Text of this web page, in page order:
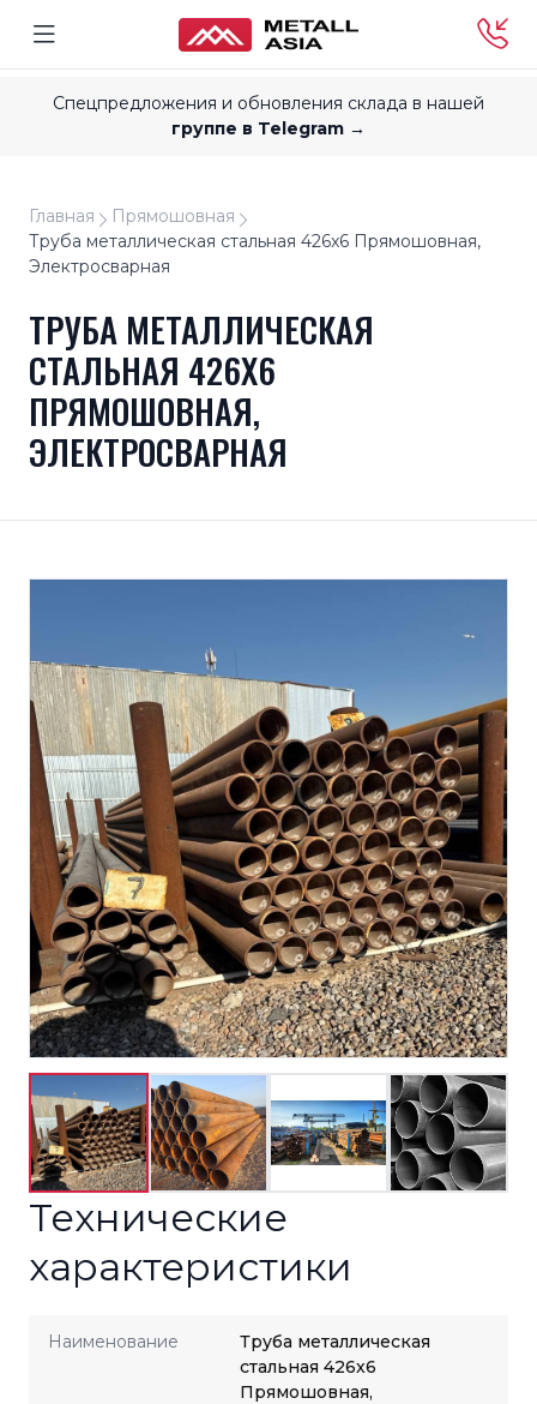
Спецпредложения и обновления склада в нашей
группе в Telegram →
Главная
Прямошовная
Труба металлическая стальная 426x6 Прямошовная,
Электросварная
ТРУБА МЕТАЛЛИЧЕСКАЯ
СТАЛЬНАЯ 426X6
ПРЯМОШОВНАЯ,
ЭЛЕКТРОСВАРНАЯ
Технические
характеристики
Наименование
Труба металлическая
стальная 426x6
Прямошовная,